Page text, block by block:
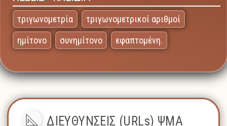
τριγωνομετρία
τριγωνομετρικοί αριθμοί
ημίτονο
συνημίτονο εφαπτομένη.
ΔΙΕΥΘΥΝΣΕΙΣ (URLs) ΨΜΑ